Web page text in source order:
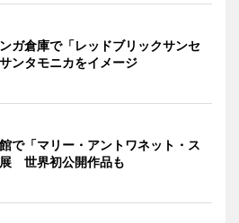
ガ倉庫で「レッドブリックサンセ
ンタモニカをイメージ
で「マリー・アントワネット・ス
世界初公開作品も